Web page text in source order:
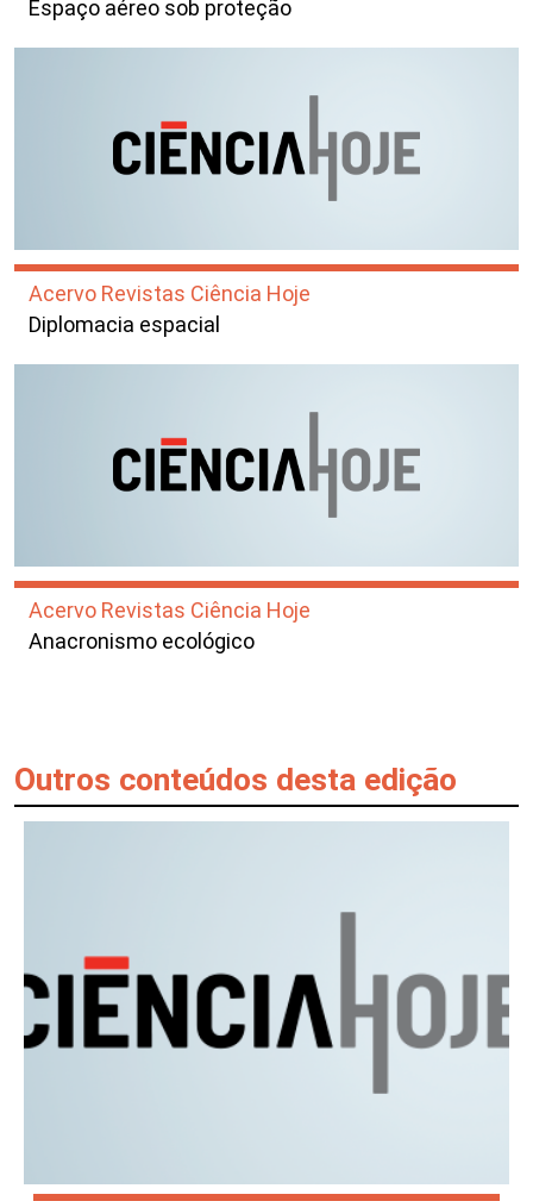
Espaço aéreo sob proteção
Acervo Revistas Ciência Hoje
Diplomacia espacial
Acervo Revistas Ciência Hoje
Anacronismo ecológico
Outros conteúdos desta edição